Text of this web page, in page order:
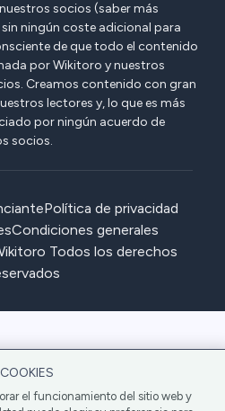
el funcionamiento del sitio web y
socios (saber más
sin ningún coste adicional para
de que todo el contenido
por Wikitoro y nuestros
Creamos contenido con gran
lectores y, lo que es más
por ningún acuerdo de
socios.
Todos los derechos
Política de privacidad
Condiciones generales